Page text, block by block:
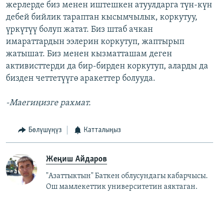
жерлерде биз менен иштешкен атуулдарга түн-күн
дебей бийлик тараптан кысымчылык, коркутуу,
үркүтүү болуп жатат. Биз штаб ачкан
имараттардын ээлерин коркутуп, жаптырып
жатышат. Биз менен кызматташам деген
активисттерди да бир-бирден коркутуп, аларды да
бизден четтетүүгө аракеттер болууда.
-Маегиңизге рахмат.
Бөлүшүңүз Катталыңыз
Жеңиш Айдаров
"Азаттыктын" Баткен облусундагы кабарчысы.
Ош мамлекеттик университетин аяктаган.